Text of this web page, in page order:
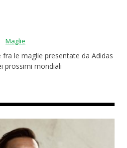
Maglie
le maglie presentate da Adidas
prossimi mondiali